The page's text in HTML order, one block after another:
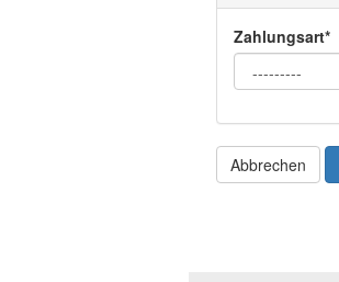
Zahlungsart*
Abbrechen